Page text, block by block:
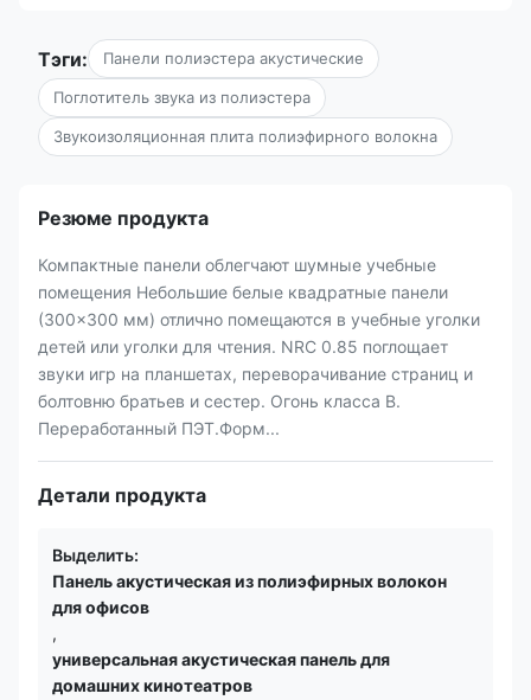
Тэги: Панели полиэстера акустические
Поглотитель звука из полиэстера
Звукоизоляционная плита полиэфирного волокна
Резюме продукта
Компактные панели облегчают шумные учебные
помещения Небольшие белые квадратные панели
(300×300 мм) отлично помещаются в учебные уголки
детей или уголки для чтения. NRC 0.85 поглощает
звуки игр на планшетах, переворачивание страниц и
болтовню братьев и сестер. Огонь класса B.
Переработанный ПЭТ.Форм...
Детали продукта
Выделить:
Панель акустическая из полиэфирных волокон
для офисов
,
универсальная акустическая панель для
домашних кинотеатров